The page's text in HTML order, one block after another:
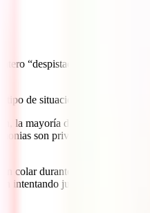
“despistado” que deja
tipo de situaciones nos
la mayoría de veces, cuando
son privadas, pero en
colar durante las actividades
jugárnosla. De éste